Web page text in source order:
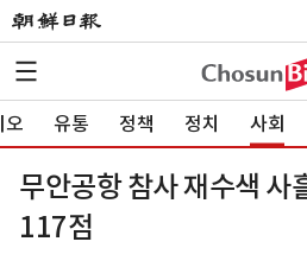
오 유통 정책 정치 사회
무안공항 참사 재수색 사
117점